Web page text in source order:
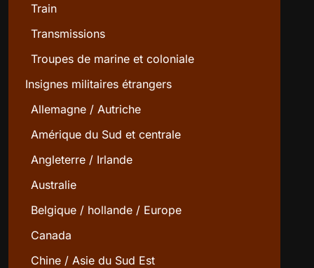
Train
Transmissions
Troupes de marine et coloniale
Insignes militaires étrangers
Allemagne / Autriche
Amérique du Sud et centrale
Angleterre / Irlande
Australie
Belgique / hollande / Europe
Canada
Chine / Asie du Sud Est